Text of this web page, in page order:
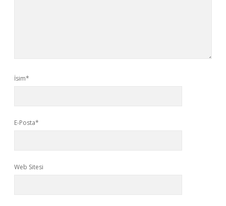
İsim*
E-Posta*
Web Sitesi